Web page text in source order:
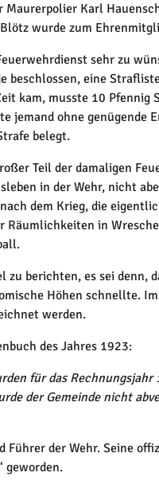
Maurerpolier Karl
wurde zum
sehr zu
beschlossen, eine
kam, musste 10
jemand ohne genügende
belegt.
Teil der damaligen
in der Wehr, nicht
dem Krieg, die
in
berichten, es sei denn,
Höhen schnellte.
werden.
des Jahres 1923:
für das Rechnungsjahr
der Gemeinde nicht
der Wehr. Seine
geworden.